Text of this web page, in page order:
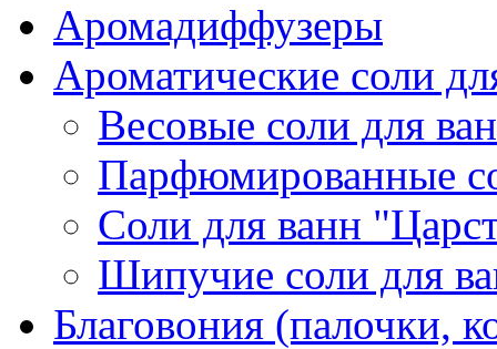
Аромадиффузеры
Ароматические соли
Весовые соли для
Парфюмированные
Соли для ванн
Шипучие соли для
Благовония (палочки,